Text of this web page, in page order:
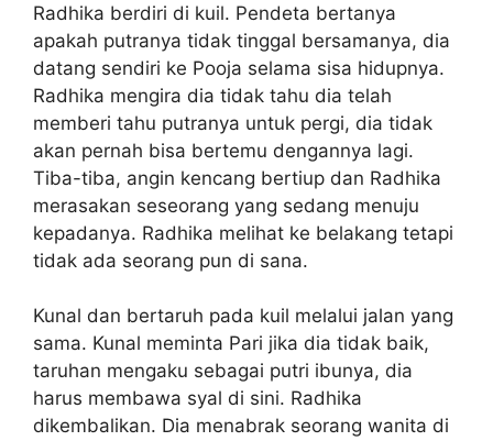
Radhika berdiri di kuil. Pendeta bertanya
apakah putranya tidak tinggal bersamanya, dia
datang sendiri ke Pooja selama sisa hidupnya.
Radhika mengira dia tidak tahu dia telah
memberi tahu putranya untuk pergi, dia tidak
akan pernah bisa bertemu dengannya lagi.
Tiba-tiba, angin kencang bertiup dan Radhika
merasakan seseorang yang sedang menuju
kepadanya. Radhika melihat ke belakang tetapi
tidak ada seorang pun di sana.
Kunal dan bertaruh pada kuil melalui jalan yang
sama. Kunal meminta Pari jika dia tidak baik,
taruhan mengaku sebagai putri ibunya, dia
harus membawa syal di sini. Radhika
dikembalikan. Dia menabrak seorang wanita di